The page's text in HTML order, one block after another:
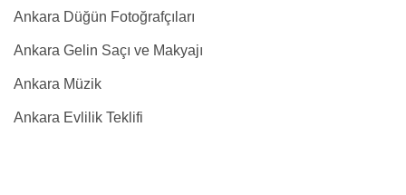
Ankara Düğün Fotoğrafçıları
Ankara Gelin Saçı ve Makyajı
Ankara Müzik
Ankara Evlilik Teklifi